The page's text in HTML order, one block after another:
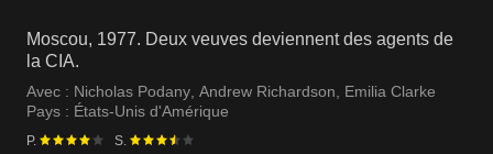
Moscou, 1977. Deux veuves deviennent des agents de
la CIA.
Avec : Nicholas Podany, Andrew Richardson, Emilia Clarke
Pays : États-Unis d'Amérique
P. S.